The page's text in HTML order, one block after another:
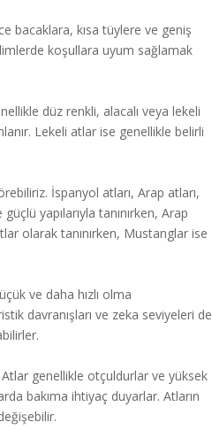
bacaklara, kısa tüylere ve geniş
koşullara uyum sağlamak
düz renkli, alacalı veya lekeli
Lekeli atlar ise genellikle belirli
İspanyol atları, Arap atları,
yapılarıyla tanınırken, Arap
olarak tanınırken, Mustanglar ise
ve daha hızlı olma
davranışları ve zeka seviyeleri de
genellikle otçuldurlar ve yüksek
bakıma ihtiyaç duyarlar. Atların